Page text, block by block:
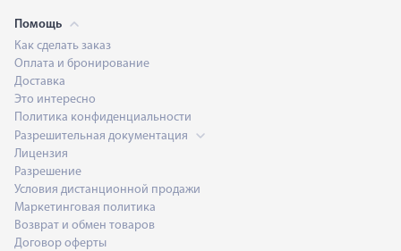
Помощь
Как сделать заказ
Оплата и бронирование
Доставка
Это интересно
Политика конфиденциальности
Разрешительная документация
Лицензия
Разрешение
Условия дистанционной продажи
Маркетинговая политика
Возврат и обмен товаров
Договор оферты